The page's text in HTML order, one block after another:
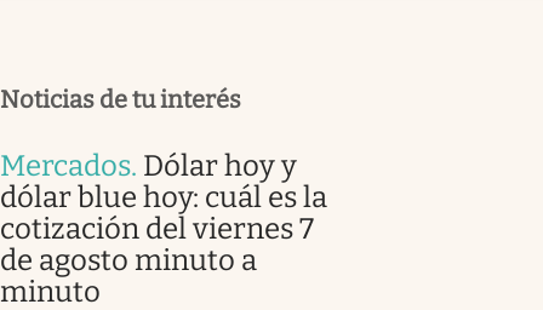
Noticias de tu interés
Mercados. Dólar hoy y
dólar blue hoy: cuál es la
cotización del viernes 7
de agosto minuto a
minuto